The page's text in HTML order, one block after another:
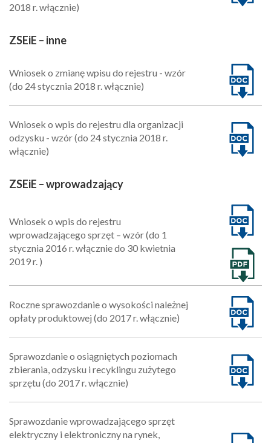
2018 r. włącznie)
ZSEiE – inne
Wniosek o zmianę wpisu do rejestru - wzór
(do 24 stycznia 2018 r. włącznie)
Wniosek o wpis do rejestru dla organizacji
odzysku - wzór (do 24 stycznia 2018 r.
włącznie)
ZSEiE – wprowadzający
Wniosek o wpis do rejestru
wprowadzającego sprzęt – wzór (do 1
stycznia 2016 r. włącznie do 30 kwietnia
2019 r. )
Roczne sprawozdanie o wysokości należnej
opłaty produktowej (do 2017 r. włącznie)
Sprawozdanie o osiągniętych poziomach
zbierania, odzysku i recyklingu zużytego
sprzętu (do 2017 r. włącznie)
Sprawozdanie wprowadzającego sprzęt
elektryczny i elektroniczny na rynek,